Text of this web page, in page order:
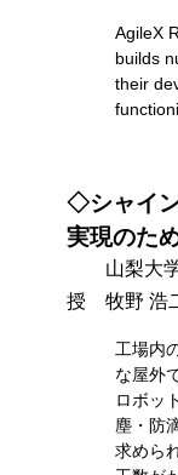
AgileX
builds
their
◇シャイ
実現のた
山梨大学
授 牧野 浩
工場内
な屋外
ロボッ
塵・防
求めら